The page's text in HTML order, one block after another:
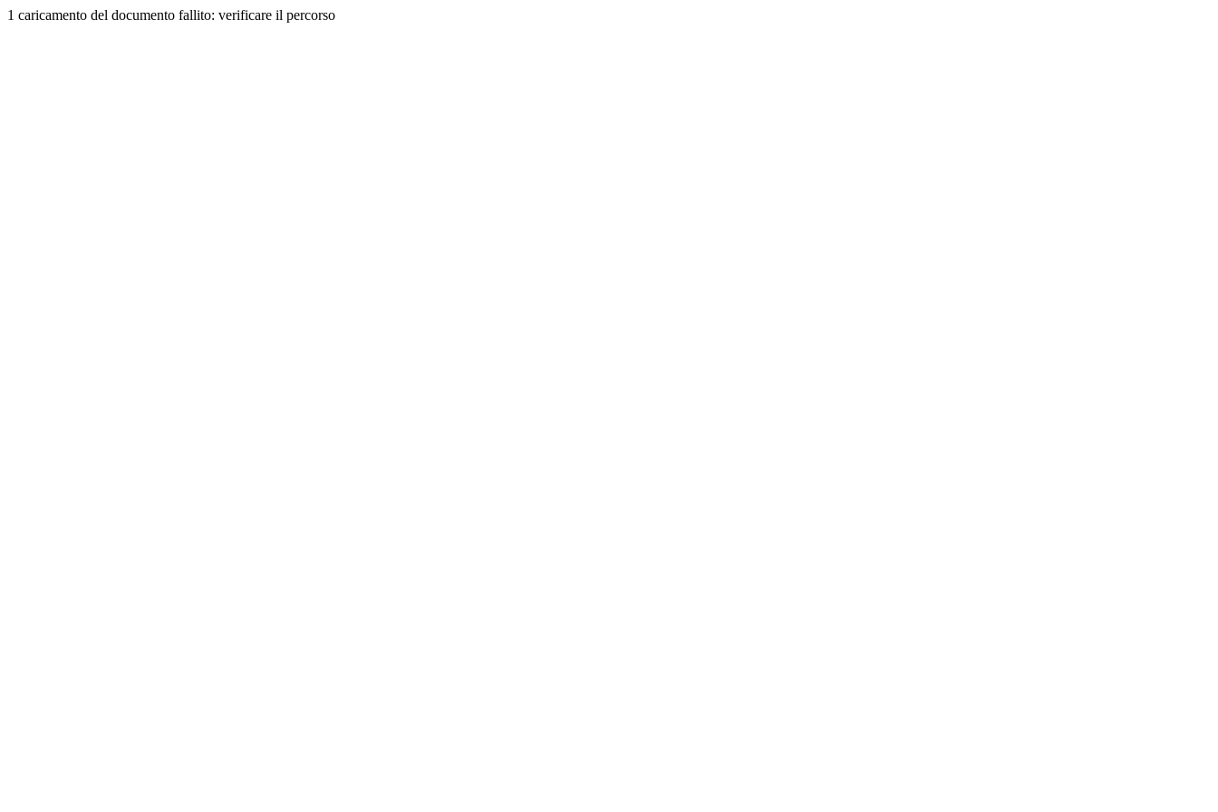
1 caricamento del documento fallito: verificare il percorso